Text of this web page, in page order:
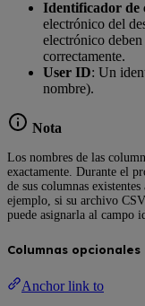
Identificador de
electrónico del
electrónico
correctamente.
User ID: Un
nombre).
Nota
Los nombres de las
exactamente. Durante el
de sus columnas
ejemplo, si su archivo
puede asignarla al campo
Columnas opcionales
Anchor link to